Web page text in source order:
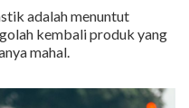
adalah menuntut
kembali produk yang
mahal.